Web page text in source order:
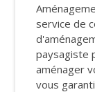
service de
paysagiste
aménager
vous